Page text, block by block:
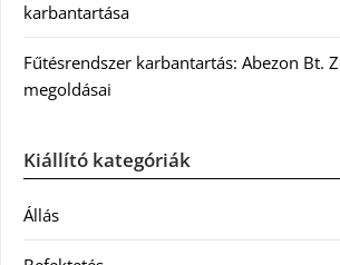
karbantartása
Fűtésrendszer karbantartás: Abezon Bt.
megoldásai
Kiállító kategóriák
Állás